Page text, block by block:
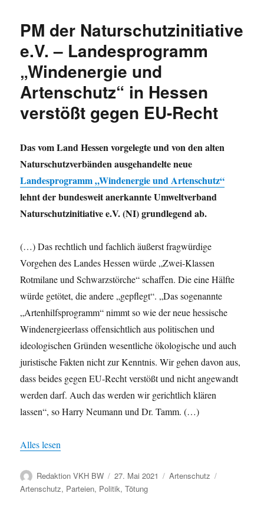
PM der Naturschutzinitiative
e.V. – Landesprogramm
„Windenergie und
Artenschutz“ in Hessen
verstößt gegen EU-Recht
Das vom Land Hessen vorgelegte und von den alten
Naturschutzverbänden ausgehandelte neue
Landesprogramm „Windenergie und Artenschutz“
lehnt der bundesweit anerkannte Umweltverband
Naturschutzinitiative e.V. (NI) grundlegend ab.
(…) Das rechtlich und fachlich äußerst fragwürdige
Vorgehen des Landes Hessen würde „Zwei-Klassen
Rotmilane und Schwarzstörche“ schaffen. Die eine Hälfte
würde getötet, die andere „gepflegt“. „Das sogenannte
„Artenhilfsprogramm“ nimmt so wie der neue hessische
Windenergieerlass offensichtlich aus politischen und
ideologischen Gründen wesentliche ökologische und auch
juristische Fakten nicht zur Kenntnis. Wir gehen davon aus,
dass beides gegen EU-Recht verstößt und nicht angewandt
werden darf. Auch das werden wir gerichtlich klären
lassen“, so Harry Neumann und Dr. Tamm. (…)
Alles lesen
Autor
Redaktion VKH BW
Veröffentlicht
am
27. Mai 2021 Kategorien
Artenschutz
Artenschutz, Parteien, Politik,Tötung